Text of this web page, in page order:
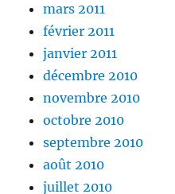
mars 2011
février 2011
janvier 2011
décembre 2010
novembre 2010
octobre 2010
septembre 2010
août 2010
juillet 2010